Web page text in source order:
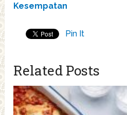
Kesempatan
Pin It
Related Posts